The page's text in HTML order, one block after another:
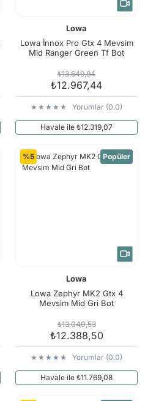
Lowa
Lowa İnnox Pro Gtx 4 Mevsim
Mid Ranger Green Tf Bot
₺13.649,94
₺12.967,44
Yorumlar (0.0)
Havale ile ₺12.319,07
%5 Popüler
Lowa
Lowa Zephyr MK2 Gtx 4
Mevsim Mid Gri Bot
₺13.040,53
₺12.388,50
Yorumlar (0.0)
Havale ile ₺11.769,08